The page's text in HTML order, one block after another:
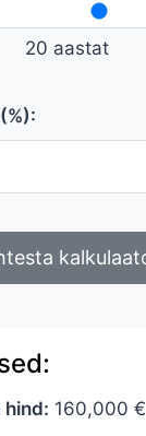
20 aastat
hind: 160,000 €